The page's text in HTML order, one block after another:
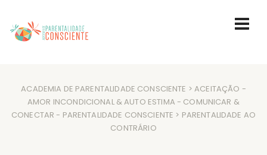
ACADEMIA DE PARENTALIDADE CONSCIENTE >ACEITAÇÃO -
AMOR INCONDICIONAL & AUTO ESTIMA - COMUNICAR &
CONECTAR - PARENTALIDADE CONSCIENTE > PARENTALIDADE AO
CONTRÁRIO